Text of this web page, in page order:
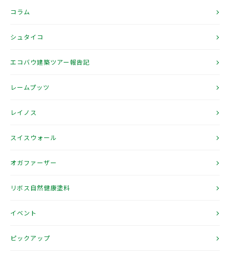
コラム
シュタイコ
エコバウ建築ツアー報告記
レームプッツ
レイノス
スイスウォール
オガファーザー
リボス自然健康塗料
イベント
ピックアップ